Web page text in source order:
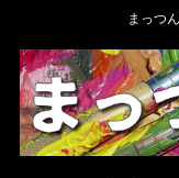
まっつ